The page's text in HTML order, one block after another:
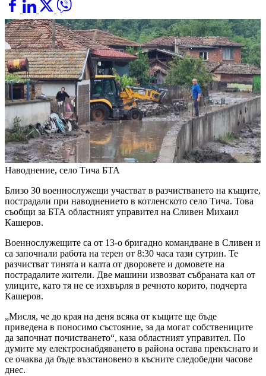
Наводнение, село Тича БТА
Близо 30 военнослужещи участват в разчистването на къщите,
пострадали при наводнението в котленското село Тича. Това
съобщи за БТА областният управител на Сливен Михаил
Кашеров.
Военнослужещите са от 13-о бригадно командване в Сливен и
са започнали работа на терен от 8:30 часа тази сутрин. Те
разчистват тинята и калта от дворовете и домовете на
пострадалите жители. Две машини извозват събраната кал от
улиците, като тя не се изхвърля в речното корито, подчерта
Кашеров.
„Мисля, че до края на деня всяка от къщите ще бъде
приведена в поносимо състояние, за да могат собствениците
да започнат почистването“, каза областният управител. По
думите му електроснабдяването в района остава прекъснато и
се очаква да бъде възстановено в късните следобедни часове
днес.